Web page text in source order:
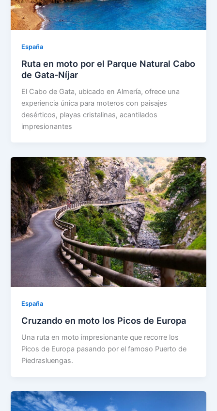
España
Ruta en moto por el Parque Natural Cabo
de Gata-Níjar
El Cabo de Gata, ubicado en Almería, ofrece una
experiencia única para moteros con paisajes
desérticos, playas cristalinas, acantilados
impresionantes
España
Cruzando en moto los Picos de Europa
Una ruta en moto impresionante que recorre los
Picos de Europa pasando por el famoso Puerto de
Piedrasluengas.